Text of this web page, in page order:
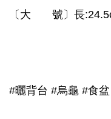
〔大 號〕長
#曬背台 #烏龜 #食盆